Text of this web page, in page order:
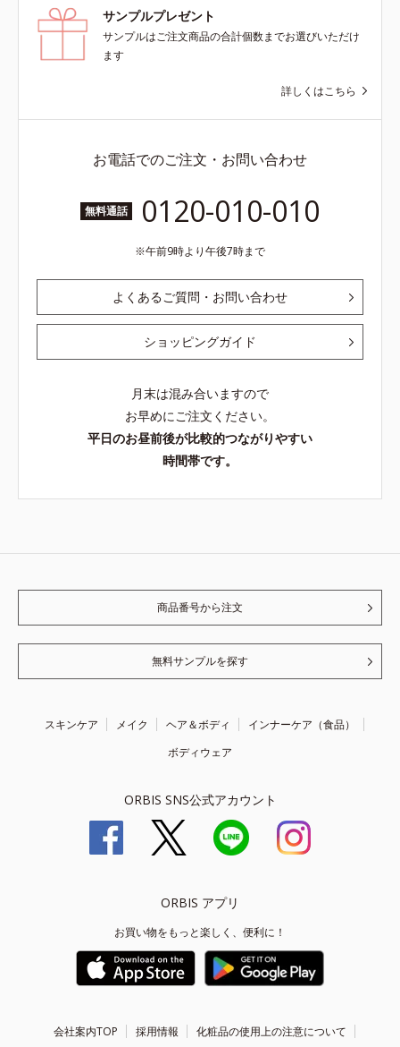
サンプルプレゼント
サンプルはご注文商品の合計個数までお選びいただけ
ます
詳しくはこちら
お電話でのご注文・お問い合わせ
無料通話 0120-010-010
午前9時より午後7時まで
よくあるご質問・お問い合わせ
ショッピングガイド
月末は混み合いますので
お早めにご注文ください。
平日のお昼前後が比較的つながりやすい
時間帯です。
商品番号から注文
無料サンプルを探す
スキンケア メイク ヘア＆ボディ
インナーケア（食品）
ボディウェア
ORBIS SNS公式アカウント
ORBIS アプリ
お買い物をもっと楽しく、便利に！
会社案内TOP 採用情報 化粧品の使用上の注意について